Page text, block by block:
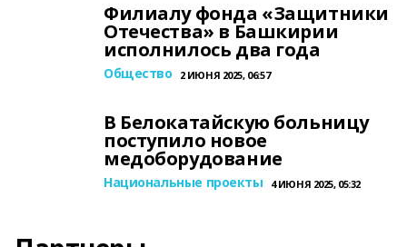
Филиалу фонда «Защитники
Отечества» в Башкирии
исполнилось два года
Общество 2 ИЮНЯ 2025, 06:57
В Белокатайскую больницу
поступило новое
медоборудование
Национальные проекты 4 ИЮНЯ 2025, 05:32